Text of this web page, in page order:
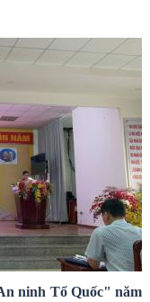
ninh Tổ Quốc" năm